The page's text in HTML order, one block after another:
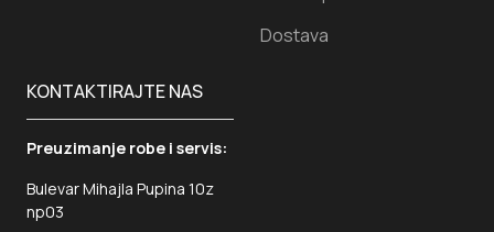
Dostava
KONTAKTIRAJTE NAS
Preuzimanje robe i servis:
Bulevar Mihajla Pupina 10z
np03